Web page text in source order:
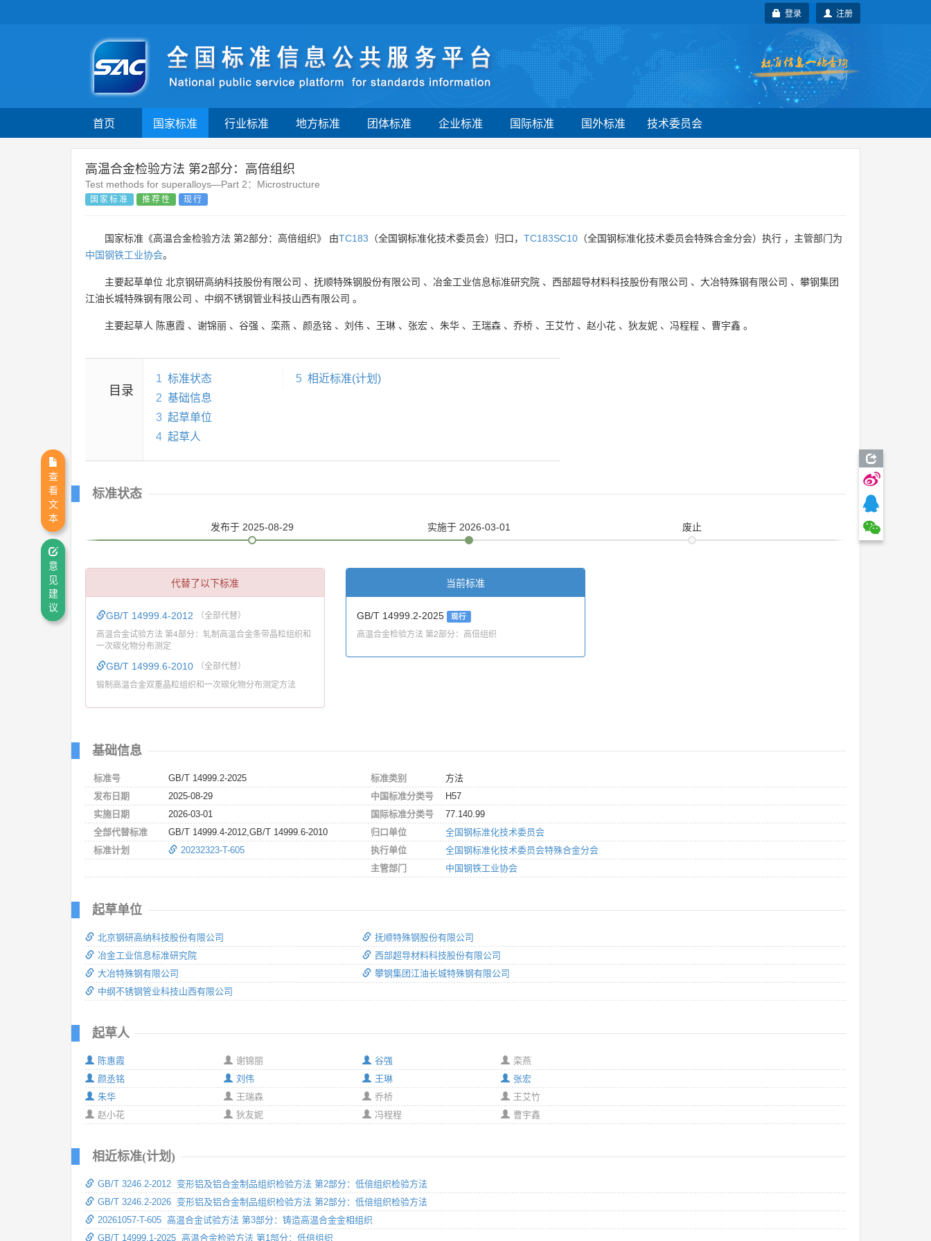
注册
登录
首页 国家标准 行业标准 地方标准 团体标准 企业标准 国际标准 国外标准 技术委员会
高温合金检验方法 第2部分：高倍组织
Test methods for superalloys—Part 2：Microstructure
国家标准 推荐性 现行
国家标准《高温合金检验方法 第2部分：高倍组织》 由TC183 （全国钢标准化技术委员会）归口， TC183SC10 （全国钢标准化技术委员会特殊合金分会）执行 ，主管部门为
中国钢铁工业协会。
主要起草单位 北京钢研高纳科技股份有限公司 、 抚顺特殊钢股份有限公司 、 冶金工业信息标准研究院 、 西部超导材料科技股份有限公司 、 大冶特殊钢有限公司 、 攀钢集团
江油长城特殊钢有限公司 、 中纲不锈钢管业科技山西有限公司 。
主要起草人 陈惠霞 、 谢锦丽 、 谷强 、 栾燕 、 颜丞铭 、 刘伟 、 王琳 、 张宏 、 朱华 、 王瑞森 、 乔桥 、 王艾竹 、 赵小花 、 狄友妮 、 冯程程 、 曹宇鑫 。
目录
1 标准状态
2 基础信息
3 起草单位
4 起草人
5 相近标准(计划)
标准状态
发布于 2025-08-29 实施于 2026-03-01 废止
代替了以下标准
GB/T 14999.4-2012 （全部代替）
高温合金试验方法 第4部分：轧制高温合金条带晶粒组织和
一次碳化物分布测定
GB/T 14999.6-2010 （全部代替）
锻制高温合金双重晶粒组织和一次碳化物分布测定方法
当前标准
GB/T 14999.2-2025 现行
高温合金检验方法 第2部分：高倍组织
基础信息
标准号
GB/T 14999.2-2025
发布日期
2025-08-29
实施日期
2026-03-01
全部代替标准
GB/T 14999.4-2012,GB/T 14999.6-2010
标准计划
20232323-T-605
标准类别
方法
中国标准分类号
H57
国际标准分类号
77.140.99
归口单位
全国钢标准化技术委员会
执行单位
全国钢标准化技术委员会特殊合金分会
主管部门
中国钢铁工业协会
起草单位
北京钢研高纳科技股份有限公司
冶金工业信息标准研究院
大冶特殊钢有限公司
中纲不锈钢管业科技山西有限公司
抚顺特殊钢股份有限公司
西部超导材料科技股份有限公司
攀钢集团江油长城特殊钢有限公司
起草人
陈惠霞
谢锦丽
颜丞铭
刘伟
朱华
王瑞森
赵小花
狄友妮
谷强
栾燕
王琳
张宏
乔桥
王艾竹
冯程程
曹宇鑫
相近标准(计划)
GB/T 3246.2-2012 变形铝及铝合金制品组织检验方法 第2部分：低倍组织检验方法
GB/T 3246.2-2026 变形铝及铝合金制品组织检验方法 第2部分：低倍组织检验方法
20261057-T-605 高温合金试验方法 第3部分：铸造高温合金金相组织
GB/T 14999.1-2025 高温合金检验方法 第1部分：低倍组织
查
看
文
本
意
见
建
议